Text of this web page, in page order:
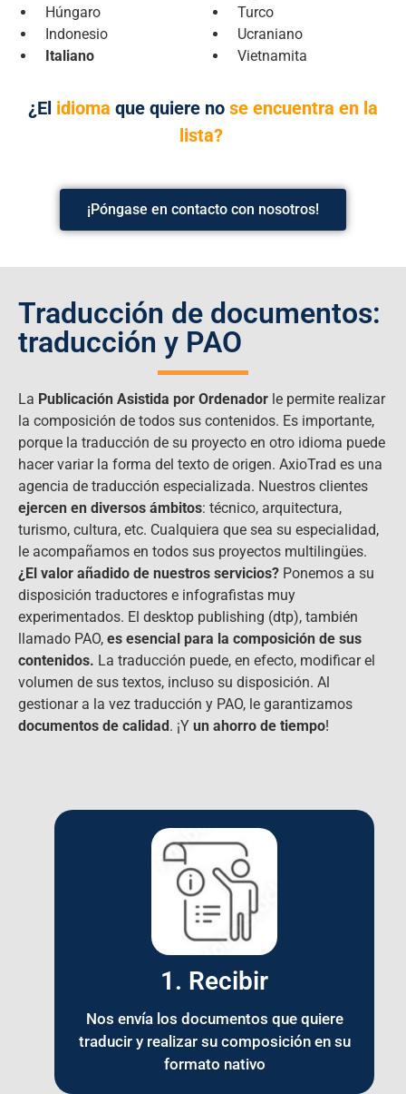
Húngaro
Indonesio
Italiano
Turco
Ucraniano
Vietnamita
¿El idioma que quiere no se encuentra en la
lista?
¡Póngase en contacto con nosotros!
Traducción de documentos:
traducción y PAO
La Publicación Asistida por Ordenador le permite realizar
la composición de todos sus contenidos. Es importante,
porque la traducción de su proyecto en otro idioma puede
hacer variar la forma del texto de origen. AxioTrad es una
agencia de traducción especializada. Nuestros clientes
ejercen en diversos ámbitos: técnico, arquitectura,
turismo, cultura, etc. Cualquiera que sea su especialidad,
le acompañamos en todos sus proyectos multilingües.
¿El valor añadido de nuestros servicios? Ponemos a su
disposición traductores e infografistas muy
experimentados. El desktop publishing (dtp), también
llamado PAO, es esencial para la composición de sus
contenidos. La traducción puede, en efecto, modificar el
volumen de sus textos, incluso su disposición. Al
gestionar a la vez traducción y PAO, le garantizamos
documentos de calidad. ¡Y un ahorro de tiempo!
1. Recibir
Nos envía los documentos que quiere
traducir y realizar su composición en su
formato nativo